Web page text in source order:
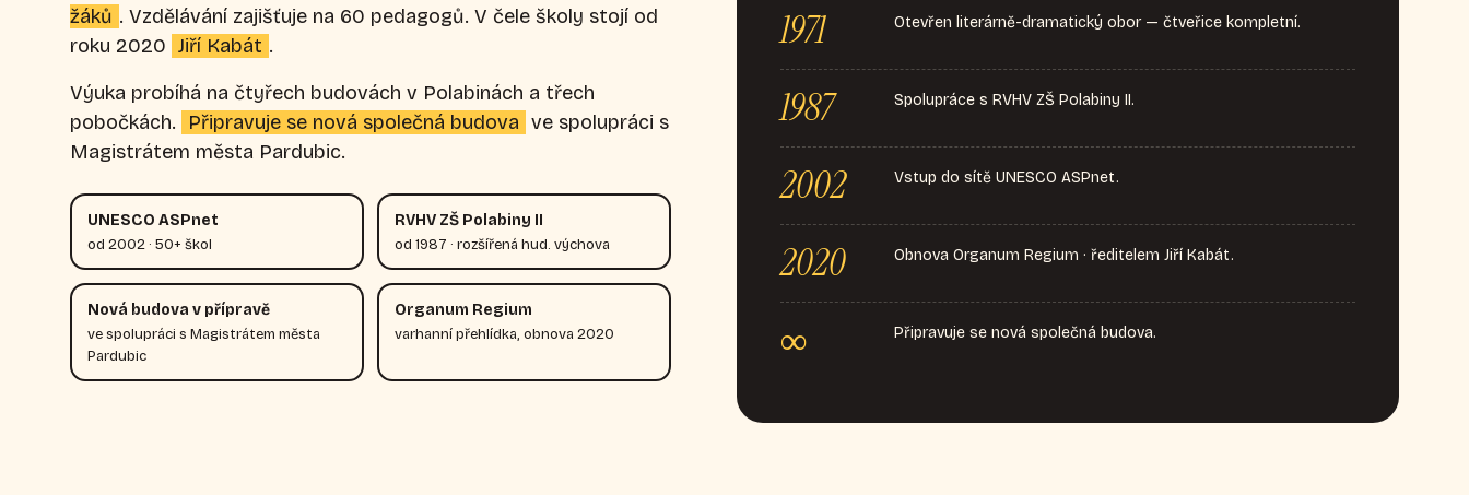
žáků . Vzdělávání zajišťuje na 60 pedagogů. V čele školy stojí od
roku 2020 Jiří Kabát .
Výuka probíhá na čtyřech budovách v Polabinách a třech
pobočkách.
Připravuje se nová společná budova ve spolupráci s
Magistrátem města Pardubic.
UNESCO ASPnet
od 2002 · 50+ škol
RVHV ZŠ Polabiny II
od 1987 · rozšířená hud. výchova
Nová budova v přípravě
ve spolupráci s Magistrátem města
Pardubic
Organum Regium
varhanní přehlídka, obnova 2020
1971 Otevřen literárně-dramatický obor — čtveřice kompletní.
1987 Spolupráce s RVHV ZŠ Polabiny II.
2002 Vstup do sítě UNESCO ASPnet.
2020 Obnova Organum Regium · ředitelem Jiří Kabát.
∞ Připravuje se nová společná budova.